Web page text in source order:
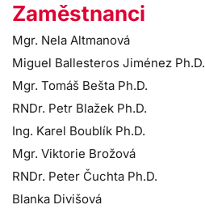
Zaměstnanci
Mgr. Nela Altmanová
Miguel Ballesteros Jiménez Ph.D.
Mgr. Tomáš Bešta Ph.D.
RNDr. Petr Blažek Ph.D.
Ing. Karel Boublík Ph.D.
Mgr. Viktorie Brožová
RNDr. Peter Čuchta Ph.D.
Blanka Divišová